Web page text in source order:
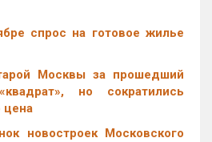
спрос на готовое жилье
Москвы за прошедший
но сократились
цена
новостроек Московского